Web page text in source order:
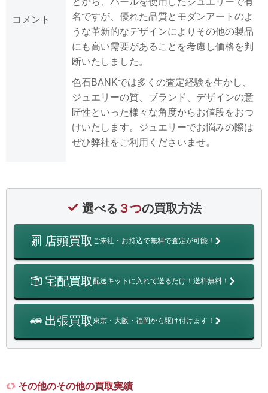
コメント
名ですが、優れた品質とモダンアートのよ
うな革新的なデザインによりその他の製品
にも高い需要があることを考慮し価格を判
断いたしました。
色石BANKでは多くの査定経験を生かし、
ジュエリーの質、ブランド、デザインの意
匠性といった様々な角度からお値段をおつ
けいたします。ジュエリーでお悩みの際は
ぜひ弊社をご利用くださいませ。
選べる ３つの買取方法
店頭買取 ご来社・お持込で無料で査定が可能！
宅配買取配送キットに入れて送るだけ！送料無料！
出張買取東京・大阪・福岡から駆け付けます！
その他のその他の買取実績